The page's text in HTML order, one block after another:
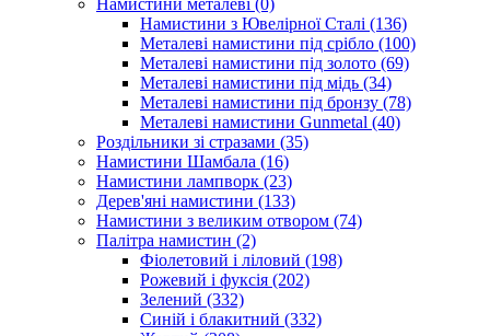
Намистини металеві (0)
Намистини з Ювелірної Сталі (136)
Металеві намистини під срібло (100)
Металеві намистини під золото (69)
Металеві намистини під мідь (34)
Металеві намистини під бронзу (78)
Металеві намистини Gunmetal (40)
Роздільники зі стразами (35)
Намистини Шамбала (16)
Намистини лампворк (23)
Дерев'яні намистини (133)
Намистини з великим отвором (74)
Палітра намистин (2)
Фіолетовий і ліловий (198)
Рожевий і фуксія (202)
Зелений (332)
Синій і блакитний (332)